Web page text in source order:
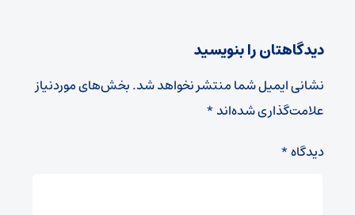
دیدگاهتان را بنویسید
نشانی ایمیل شما منتشر نخواهد شد.بخش‌های موردنیاز
علامت‌گذاری شده‌اند*
دیدگاه*